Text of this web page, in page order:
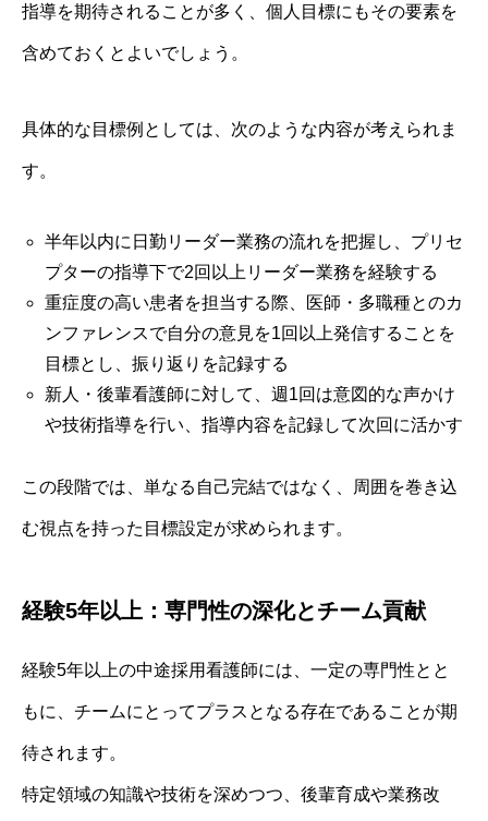
指導を期待されることが多く、個人目標にもその要素を
含めておくとよいでしょう。
具体的な目標例としては、次のような内容が考えられま
す。
半年以内に日勤リーダー業務の流れを把握し、プリセ
プターの指導下で2回以上リーダー業務を経験する
重症度の高い患者を担当する際、医師・多職種とのカ
ンファレンスで自分の意見を1回以上発信することを
目標とし、振り返りを記録する
新人・後輩看護師に対して、週1回は意図的な声かけ
や技術指導を行い、指導内容を記録して次回に活かす
この段階では、単なる自己完結ではなく、周囲を巻き込
む視点を持った目標設定が求められます。
経験5年以上：専門性の深化とチーム貢献
経験5年以上の中途採用看護師には、一定の専門性とと
もに、チームにとってプラスとなる存在であることが期
待されます。
特定領域の知識や技術を深めつつ、後輩育成や業務改